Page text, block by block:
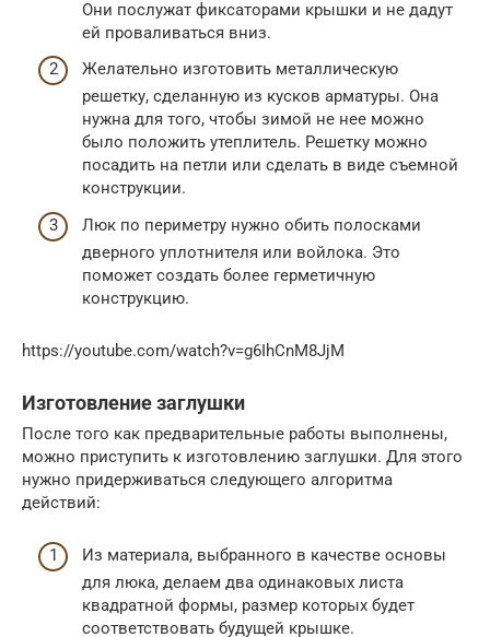
Они послужат фиксаторами крышки и не дадут
ей проваливаться вниз.
Желательно изготовить металлическую
решетку, сделанную из кусков арматуры. Она
нужна для того, чтобы зимой не нее можно
было положить утеплитель. Решетку можно
посадить на петли или сделать в виде съемной
конструкции.
Люк по периметру нужно обить полосками
дверного уплотнителя или войлока. Это
поможет создать более герметичную
конструкцию.
https://youtube.com/watch?v=g6IhCnM8JjM
Изготовление заглушки
После того как предварительные работы выполнены,
можно приступить к изготовлению заглушки. Для этого
нужно придерживаться следующего алгоритма
действий:
Из материала, выбранного в качестве основы
для люка, делаем два одинаковых листа
квадратной формы, размер которых будет
соответствовать будущей крышке.